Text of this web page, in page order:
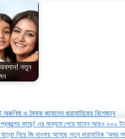
নতুন
ও মৈনাক জানালেন ধারাবাহিকের বিশেষত্ব
প্রকল্পের কাছে! এর মাধ্যমে পেয়ে যাবেন আরও
নিয়ে জি বাংলায় আসছে নতুন ধারাবাহিক ‘অমর